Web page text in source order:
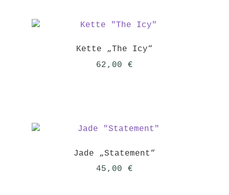
Kette „The Icy“
62,00 €
Jade „Statement“
45,00 €